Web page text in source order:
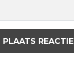
PLAATS REACTIE